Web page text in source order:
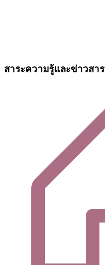
สาระความรู้และข่าวสาร